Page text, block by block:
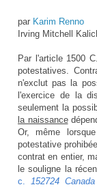
par Karim Renno
Irving Mitchell
Par l'article 1500
potestatives.
n'exclut pas la
l'exercice de la
seulement la
la naissance
Or, même
potestative
contrat en entier,
le souligne la
c.
152724